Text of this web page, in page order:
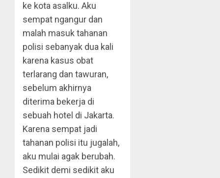
ke kota asalku. Aku
sempat ngangur dan
malah masuk tahanan
polisi sebanyak dua kali
karena kasus obat
terlarang dan tawuran,
sebelum akhirnya
diterima bekerja di
sebuah hotel di Jakarta.
Karena sempat jadi
tahanan polisi itu jugalah,
aku mulai agak berubah.
Sedikit demi sedikit aku